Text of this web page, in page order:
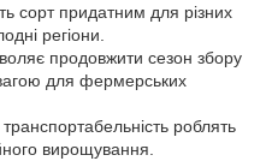
сорт придатним для різних
регіони.
продовжити сезон збору
для фермерських
роблять
вирощування.